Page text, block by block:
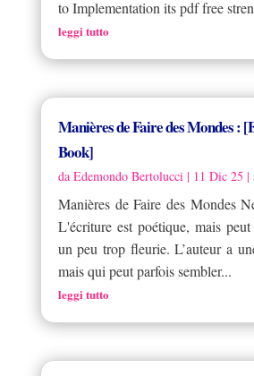
to Implementation its pdf free
leggi tutto
Manières de Faire des Mondes :
Book]
da Edemondo Bertolucci| 11 Dic 25 |
Manières de Faire des Mondes
L'écriture est poétique, mais
un peu trop fleurie. L’auteur a
mais qui peut parfois sembler...
leggi tutto